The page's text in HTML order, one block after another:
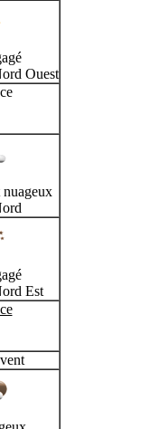
Ouest
nuageux
Est